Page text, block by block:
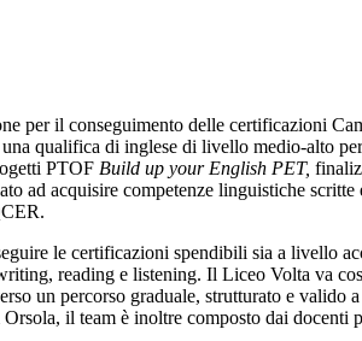
per il conseguimento delle certificazioni
una qualifica di inglese di livello medio-alto
PTOF Build up your English PET,
ad acquisire competenze linguistiche
le certificazioni spendibili sia a livello
reading e listening. Il Liceo Volta va
un percorso graduale, strutturato e valido
il team è inoltre composto dai